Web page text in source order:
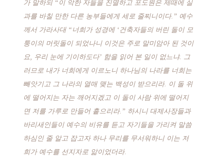
가 말하되 “이 악한 자들을 진멸하고 포도원은 제때에 실
과를 바칠 만한 다른 농부들에게 세로 줄찌니이다.” 예수
께서 가라사대 “너희가 성경에 ‘건축자들의 버린 돌이 모
퉁이의 머릿돌이 되었나니 이것은 주로 말미암아 된 것이
요, 우리 눈에 기이하도다’ 함을 읽어 본 일이 없느냐. 그
러므로 내가 너희에게 이르노니 하나님의 나라를 너희는
빼앗기고 그 나라의 열매 맺는 백성이 받으리라. 이 돌 위
에 떨어지는 자는 깨어지겠고 이 돌이 사람 위에 떨어지
면 저를 가루로 만들어 흩으리라.” 하시니 대제사장들과
바리새인들이 예수의 비유를 듣고 자기들을 가리켜 말씀
하심인 줄 알고 잡고자 하나 무리를 무서워하니 이는 저
희가 예수를 선지자로 앎이었더라.